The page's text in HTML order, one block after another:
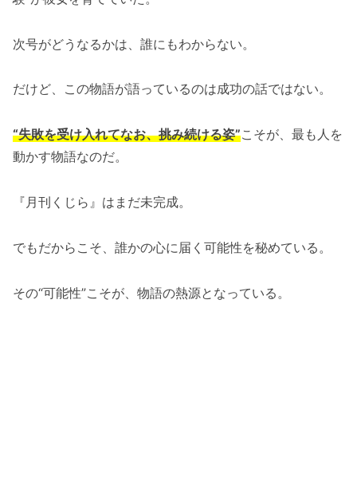
次号がどうなるかは、誰にもわからない。
だけど、この物語が語っているのは成功の話ではない。
“失敗を受け入れてなお、挑み続ける姿”こそが、最も人を
動かす物語なのだ。
『月刊くじら』はまだ未完成。
でもだからこそ、誰かの心に届く可能性を秘めている。
その“可能性”こそが、物語の熱源となっている。